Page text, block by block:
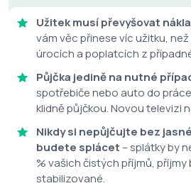
Užitek musí převyšovat
vám věc přinese víc užitku,
úrocích a poplatcích z
Půjčka jedině na nutné
spotřebiče nebo auto do
klidně půjčkou. Novou televizi
Nikdy si nepůjčujte bez
budete splácet – splátky by
% vašich čistých příjmů, příjmy
stabilizované.